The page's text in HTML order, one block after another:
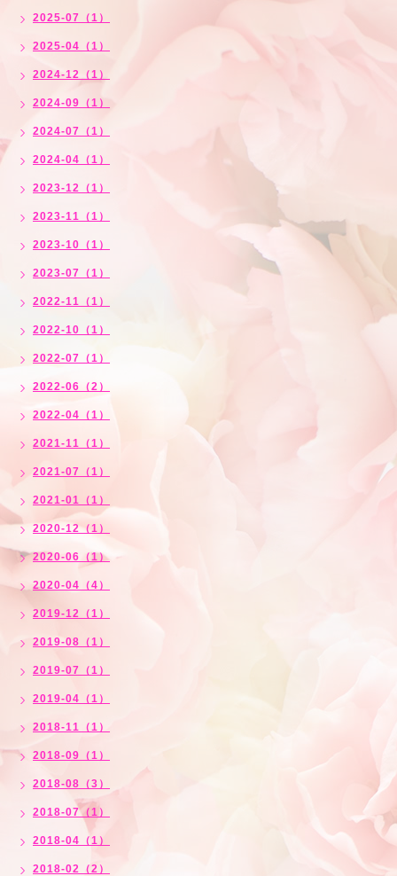
2025-07（1）
2025-04（1）
2024-12（1）
2024-09（1）
2024-07（1）
2024-04（1）
2023-12（1）
2023-11（1）
2023-10（1）
2023-07（1）
2022-11（1）
2022-10（1）
2022-07（1）
2022-06（2）
2022-04（1）
2021-11（1）
2021-07（1）
2021-01（1）
2020-12（1）
2020-06（1）
2020-04（4）
2019-12（1）
2019-08（1）
2019-07（1）
2019-04（1）
2018-11（1）
2018-09（1）
2018-08（3）
2018-07（1）
2018-04（1）
2018-02（2）